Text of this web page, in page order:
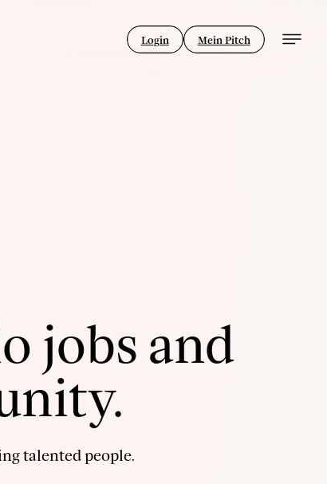
Login Mein Pitch
jobs and
talented people.